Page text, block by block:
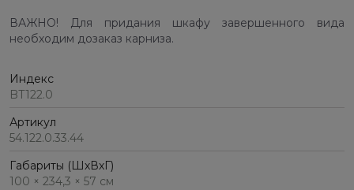
ВАЖНО! Для придания шкафу завершенного вида
необходим дозаказ карниза.
Индекс
BT122.0
Артикул
54.122.0.33.44
Габариты (ШхВхГ)
100 × 234,3 × 57 см